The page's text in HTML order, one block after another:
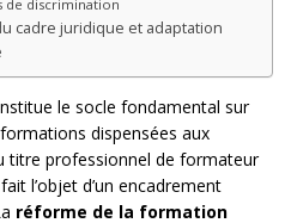
de discrimination
cadre juridique et adaptation
le socle fondamental sur
dispensées aux
titre professionnel de formateur
l’objet d’un encadrement
réforme de la formation